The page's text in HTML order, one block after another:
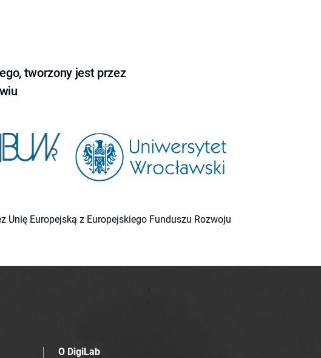
tworzony jest przez
Europejską z Europejskiego Funduszu Rozwoju
O DigiLab